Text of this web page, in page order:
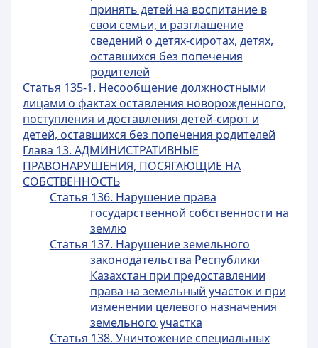
принять детей на воспитание в
свои семьи, и разглашение
сведений о детях-сиротах, детях,
оставшихся без попечения
родителей
Статья 135-1. Несообщение должностными
лицами о фактах оставления новорожденного,
поступления и доставления детей-сирот и
детей, оставшихся без попечения родителей
Глава 13. АДМИНИСТРАТИВНЫЕ
ПРАВОНАРУШЕНИЯ, ПОСЯГАЮЩИЕ НА
СОБСТВЕННОСТЬ
Статья 136. Нарушение права
государственной собственности на
землю
Статья 137. Нарушение земельного
законодательства Республики
Казахстан при предоставлении
права на земельный участок и при
изменении целевого назначения
земельного участка
Статья 138. Уничтожение специальных